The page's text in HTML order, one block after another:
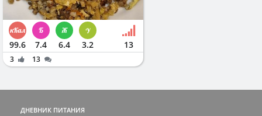
99.6 7.4 6.4 3.2 13
3 13
ДНЕВНИК ПИТАНИЯ